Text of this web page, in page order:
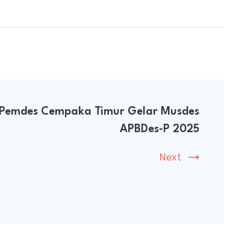
Pemdes Cempaka Timur Gelar Musdes
APBDes-P 2025
Next